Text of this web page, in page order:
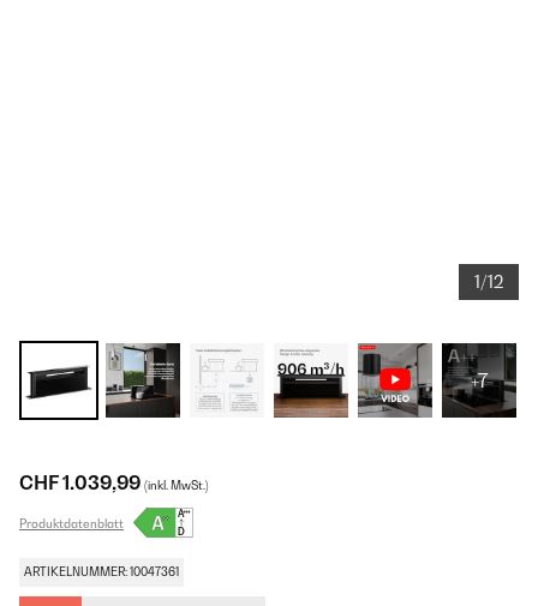
1/12
+7
CHF 1.039,99 (inkl. MwSt.)
Produktdatenblatt
ARTIKELNUMMER: 10047361